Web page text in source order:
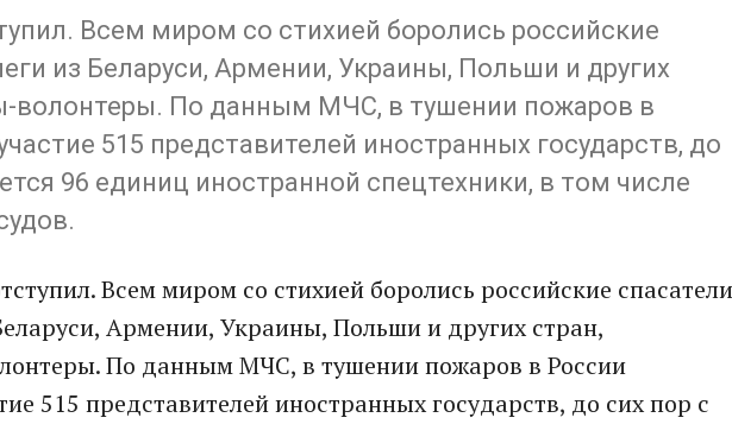
Всем миром со стихией боролись российские
из Беларуси, Армении, Украины, Польши и других
волонтеры. По данным МЧС, в тушении пожаров в
515 представителей иностранных государств, до
96 единиц иностранной спецтехники, в том числе
Всем миром со стихией боролись российские спасатели
Армении, Украины, Польши и других стран,
По данным МЧС, в тушении пожаров в России
515 представителей иностранных государств, до сих пор с